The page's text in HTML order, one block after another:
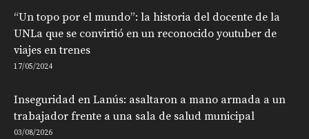
“Un topo por el mundo”: la historia del docente de la
UNLa que se convirtió en un reconocido youtuber de
viajes en trenes
17/05/2024
Inseguridad en Lanús: asaltaron a mano armada a un
trabajador frente a una sala de salud municipal
03/08/2026